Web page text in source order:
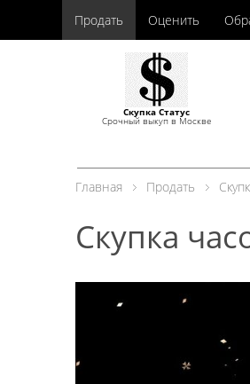
Продать Оценить
Скупка Статус
Срочный выкуп в Москве
Главная Продать
Скупка